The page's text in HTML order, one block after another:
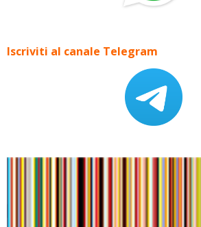
Iscriviti al canale Telegram